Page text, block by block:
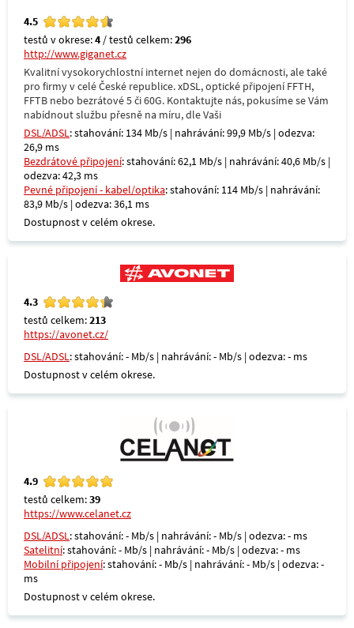
4.5
testů v okrese:4 / testů celkem:296
http://www.giganet.cz
Kvalitní vysokorychlostní internet nejen do domácnosti, ale také
pro firmy v celé České republice. xDSL, optické připojení FFTH,
FFTB nebo bezrátové 5 či 60G. Kontaktujte nás, pokusíme se Vám
nabídnout službu přesně na míru, dle Vaši
DSL/ADSL: stahování: 134 Mb/s | nahrávání: 99,9 Mb/s | odezva:
26,9 ms
Bezdrátové připojení: stahování: 62,1 Mb/s | nahrávání: 40,6 Mb/s |
odezva: 42,3 ms
Pevné připojení - kabel/optika: stahování: 114 Mb/s | nahrávání:
83,9 Mb/s | odezva: 36,1 ms
Dostupnost v celém okrese.
4.3
testů celkem:213
https://avonet.cz/
DSL/ADSL: stahování: - Mb/s | nahrávání: - Mb/s | odezva: - ms
Dostupnost v celém okrese.
4.9
testů celkem:39
https://www.celanet.cz
DSL/ADSL: stahování: - Mb/s | nahrávání: - Mb/s | odezva: - ms
Satelitní: stahování: - Mb/s | nahrávání: - Mb/s | odezva: - ms
Mobilní připojení: stahování: - Mb/s | nahrávání: - Mb/s | odezva: -
ms
Dostupnost v celém okrese.